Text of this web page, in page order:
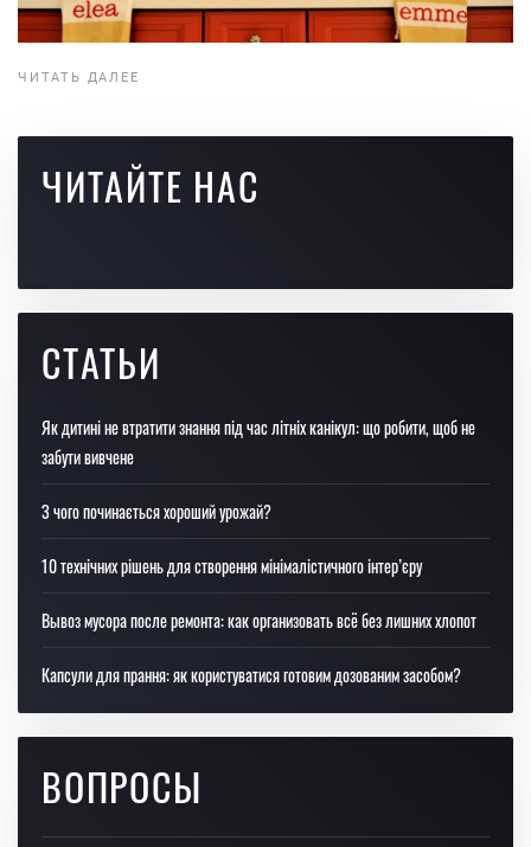
ЧИТАТЬ ДАЛЕЕ
ЧИТАЙТЕ НАС
СТАТЬИ
Як дитині не втратити знання під час літніх канікул: що робити, щоб не
забути вивчене
З чого починається хороший урожай?
10 технічних рішень для створення мінімалістичного інтер’єру
Вывоз мусора после ремонта: как организовать всё без лишних хлопот
Капсули для прання: як користуватися готовим дозованим засобом?
ВОПРОСЫ